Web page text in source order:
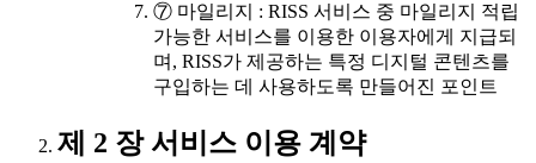
⑦ 마일리지 : RISS 서비스 중 마일리지 적립
가능한 서비스를 이용한 이용자에게 지급되
며, RISS가 제공하는 특정 디지털 콘텐츠를
구입하는 데 사용하도록 만들어진 포인트
제 2 장 서비스 이용 계약